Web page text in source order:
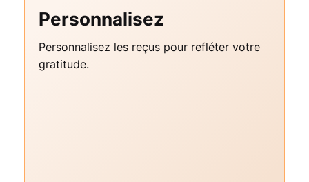
Personnalisez
Personnalisez les reçus pour refléter votre
gratitude.